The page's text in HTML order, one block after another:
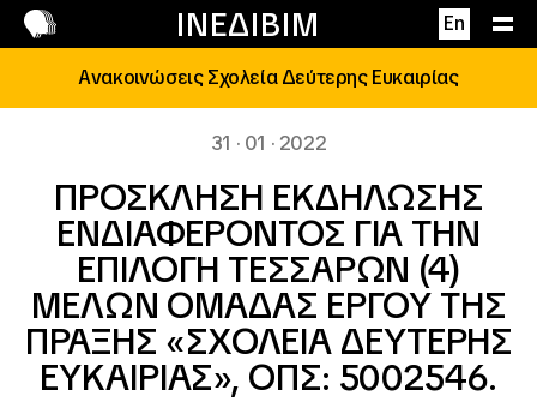
ΙΝΕΔΙΒΙΜ En
Επικοινωνία
Ανακοινώσεις Σχολεία Δεύτερης Ευκαιρίας
31 · 01 · 2022
ΠΡΟΣΚΛΗΣΗ ΕΚΔΗΛΩΣΗΣ
ΕΝΔΙΑΦΕΡΟΝΤΟΣ ΓΙΑ ΤΗΝ
ΕΠΙΛΟΓΗ ΤΕΣΣΑΡΩΝ (4)
ΜΕΛΩΝ ΟΜΑΔΑΣ ΕΡΓΟΥ ΤΗΣ
ΠΡΑΞΗΣ «ΣΧΟΛΕΙΑ ΔΕΥΤΕΡΗΣ
ΕΥΚΑΙΡΙΑΣ», ΟΠΣ: 5002546.